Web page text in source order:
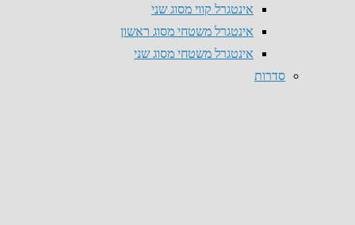
אינטגרל קווי מסוג שני
אינטגרל משטחי מסוג ראשון
אינטגרל משטחי מסוג שני
סדרות